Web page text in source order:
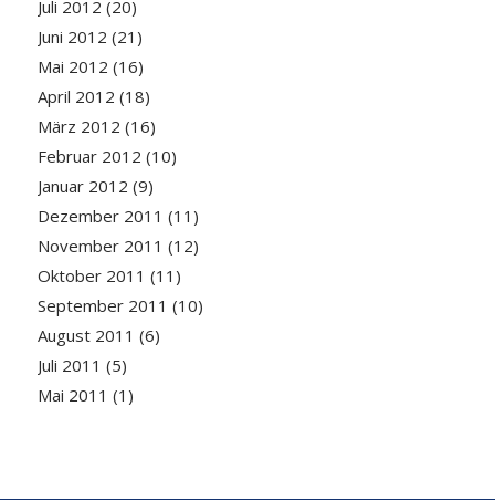
Juli 2012 (20)
Juni 2012 (21)
Mai 2012 (16)
April 2012 (18)
März 2012 (16)
Februar 2012 (10)
Januar 2012 (9)
Dezember 2011 (11)
November 2011 (12)
Oktober 2011 (11)
September 2011 (10)
August 2011 (6)
Juli 2011 (5)
Mai 2011 (1)